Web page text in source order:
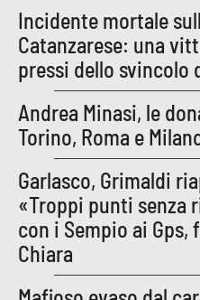
Storie
LAC
NETWORK
Lacplay.it
Lactv.it
Laconair.it
Lacitymag.it
Incidente mortale
Catanzarese: una
pressi dello svincolo
Andrea Minasi, le
Torino, Roma e
Garlasco, Grimaldi
«Troppi punti senza
con i Sempio ai
Chiara